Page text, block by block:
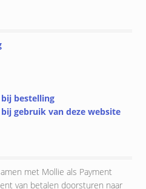
bestelling
gebruik van deze website
met Mollie als Payment
van betalen doorsturen naar